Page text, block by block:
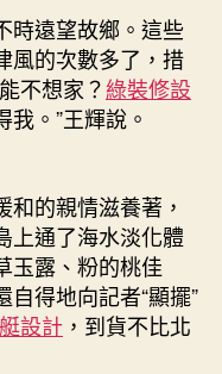
時遠望故鄉。這些
風的次數多了，措
不想家？綠裝修設
。”王輝說。
的親情滋養著，
通了海水淡化體
玉露、粉的桃佳
得地向記者“顯擺”
設計 ，到貨不比北